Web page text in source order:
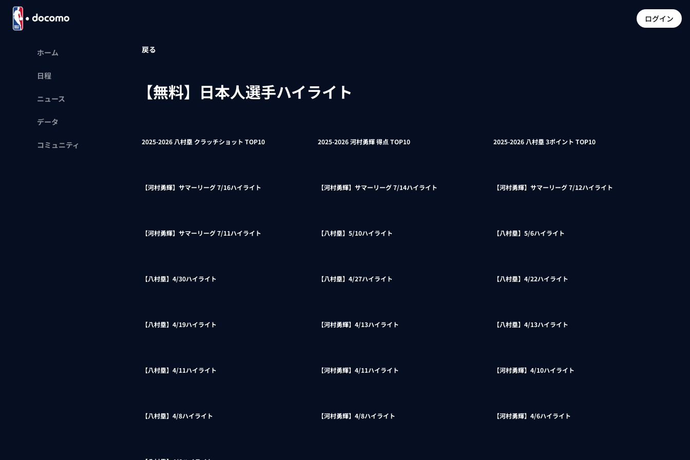
ログイン
ホーム
日程
ニュース
データ
コミュニティ
戻る
【無料】日本人選手ハイライト
2025-2026 八村塁 クラッチショット TOP10 2025-2026 河村勇輝 得点 TOP10 2025-2026 八村塁 3ポイント TOP10
【河村勇輝】サマーリーグ 7/16ハイライト 【河村勇輝】サマーリーグ 7/14ハイライト 【河村勇輝】サマーリーグ 7/12ハイライト
【河村勇輝】サマーリーグ 7/11ハイライト 【八村塁】5/10ハイライト 【八村塁】5/6ハイライト
【八村塁】4/30ハイライト 【八村塁】4/27ハイライト 【八村塁】4/22ハイライト
【八村塁】4/19ハイライト 【河村勇輝】4/13ハイライト 【八村塁】4/13ハイライト
【八村塁】4/11ハイライト 【河村勇輝】4/11ハイライト 【河村勇輝】4/10ハイライト
【八村塁】4/8ハイライト 【河村勇輝】4/8ハイライト 【河村勇輝】4/6ハイライト